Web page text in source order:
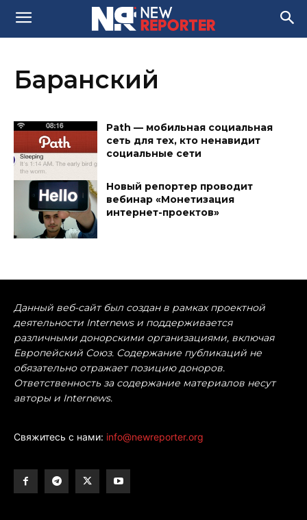
Баранский
Path — мобильная социальная
сеть для тех, кто ненавидит
социальные сети
Новый репортер проводит
вебинар «Монетизация
интернет-проектов»
Данный веб-сайт был создан в рамках проектной
деятельности Internews и поддерживается
различными донорскими организациями, включая
Европейский Союз. Содержание публикаций не
обязательно отражает позицию доноров.
Ответственность за содержание материалов несут
авторы и Internews.
Свяжитесь с нами: info@newreporter.org